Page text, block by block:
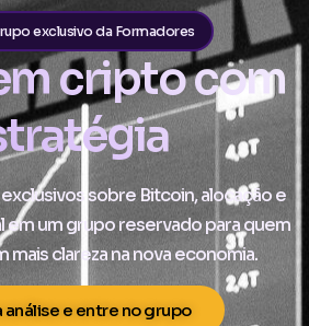
exclusivo da Formadores
criptocom
sobre Bitcoin, alocação e
um grupo reservado para quem
mais clareza na nova economia.
análise e entre no grupo